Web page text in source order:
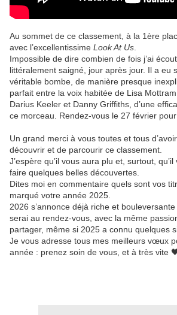
Au sommet de ce classement, à la 1ère
avec l’excellentissime Look At Us
Impossible de dire combien de fois j’ai
littéralement saigné, jour après jour. Il a eu
véritable bombe, de manière presque
parfait entre la voix habitée de Lisa
Darius Keeler et Danny Griffiths, d’une
ce morceau. Rendez-vous le 27 février pour
Un grand merci à vous toutes et tous
découvrir et de parcourir ce classement.
J’espère qu’il vous aura plu et, surtout,
faire quelques belles découvertes.
Dites moi en commentaire quels sont vos
marqué votre année 2025.
2026 s’annonce déjà riche et
serai au rendez-vous, avec la même
partager, même si 2025 a connu quelques
Je vous adresse tous mes meilleurs vœux
année : prenez soin de vous, et à très vite